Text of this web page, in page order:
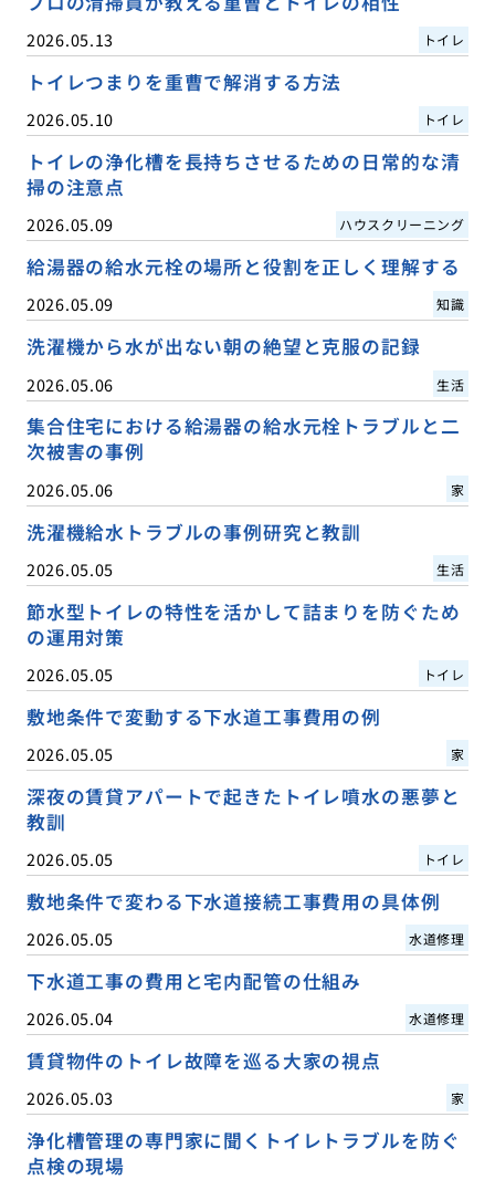
2026.05.13 トイレ
トイレつまりを重曹で解消する方法
2026.05.10 トイレ
トイレの浄化槽を長持ちさせるための日常的な清
掃の注意点
2026.05.09 ハウスクリーニング
給湯器の給水元栓の場所と役割を正しく理解する
2026.05.09 知識
洗濯機から水が出ない朝の絶望と克服の記録
2026.05.06 生活
集合住宅における給湯器の給水元栓トラブルと二
次被害の事例
2026.05.06 家
洗濯機給水トラブルの事例研究と教訓
2026.05.05 生活
節水型トイレの特性を活かして詰まりを防ぐため
の運用対策
2026.05.05 トイレ
敷地条件で変動する下水道工事費用の例
2026.05.05 家
深夜の賃貸アパートで起きたトイレ噴水の悪夢と
教訓
2026.05.05 トイレ
敷地条件で変わる下水道接続工事費用の具体例
2026.05.05 水道修理
下水道工事の費用と宅内配管の仕組み
2026.05.04 水道修理
賃貸物件のトイレ故障を巡る大家の視点
2026.05.03 家
浄化槽管理の専門家に聞くトイレトラブルを防ぐ
点検の現場